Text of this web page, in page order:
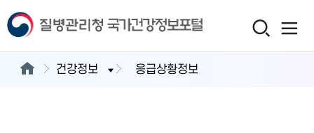
건강정보 응급상황정보